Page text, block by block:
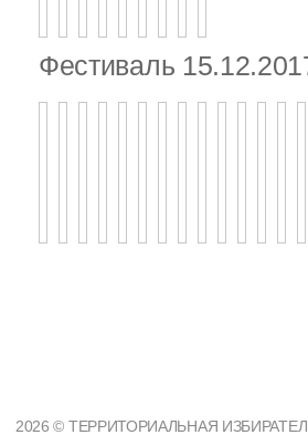
Фестиваль
2026 © ТЕРРИТОРИАЛЬНАЯ